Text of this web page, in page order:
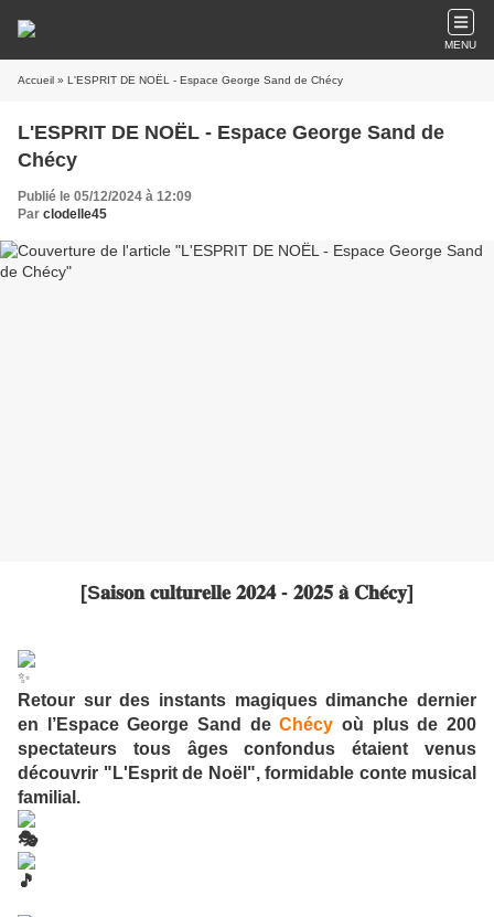
MENU
Accueil » L'ESPRIT DE NOËL - Espace George Sand de Chécy
L'ESPRIT DE NOËL - Espace George Sand de
Chécy
Publié le 05/12/2024 à 12:09
Par clodelle45
[S𝐚𝐢𝐬𝐨𝐧 𝐜𝐮𝐥𝐭𝐮𝐫𝐞𝐥𝐥𝐞 𝟐𝟎𝟐𝟒 - 𝟐𝟎𝟐𝟓 𝐚̀ 𝐂𝐡𝐞́𝐜𝐲]
Retour sur des instants magiques dimanche dernier
en
l’Espace George Sand deChécyoù plus de 200
spectateurs tous âges confondus étaient venus
découvrir "L'Esprit de Noël", formidable conte musical
familial.